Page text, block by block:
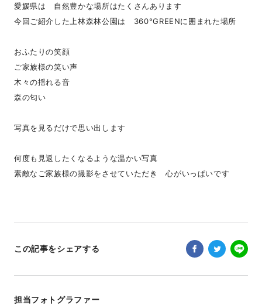
愛媛県は 自然豊かな場所はたくさんあります
今回ご紹介した上林森林公園は 360°GREENに囲まれた場所
おふたりの笑顔
ご家族様の笑い声
木々の揺れる音
森の匂い
写真を見るだけで思い出します
何度も見返したくなるような温かい写真
素敵なご家族様の撮影をさせていただき 心がいっぱいです
この記事をシェアする
担当フォトグラファー